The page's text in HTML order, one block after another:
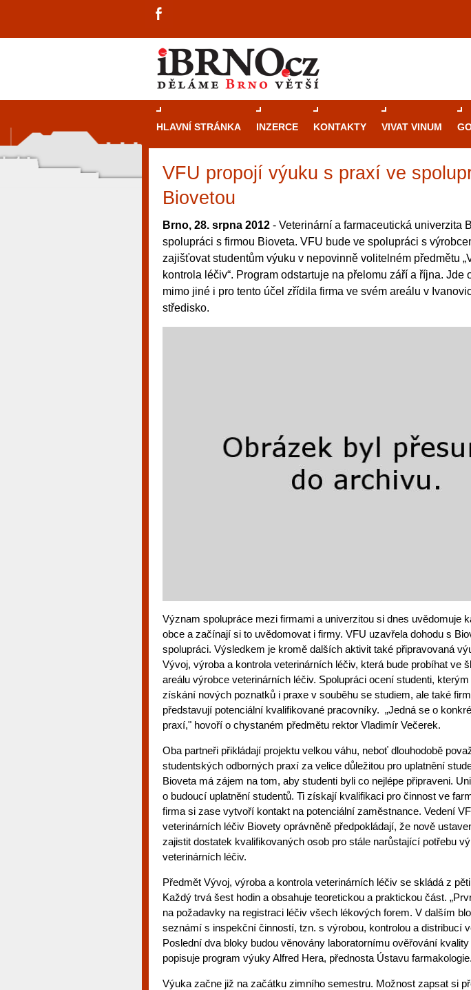
HLAVNÍ STRÁNKA INZERCE KONTAKTY VIVAT VINUM
VFU propojí výuku s praxí ve
Biovetou
Brno, 28. srpna 2012 - Veterinární a farmaceutická univerzita
spolupráci s firmou Bioveta. VFU bude ve spolupráci s
zajišťovat studentům výuku v nepovinně volitelném předmětu
kontrola léčiv“. Program odstartuje na přelomu září a října. Jde
mimo jiné i pro tento účel zřídila firma ve svém areálu v
středisko.
Význam spolupráce mezi firmami a univerzitou si dnes uvědomuje
obce a začínají si to uvědomovat i firmy. VFU uzavřela dohodu s
spolupráci. Výsledkem je kromě dalších aktivit také připravovaná
Vývoj, výroba a kontrola veterinárních léčiv, která bude probíhat ve
areálu výrobce veterinárních léčiv. Spolupráci ocení studenti,
získání nových poznatků i praxe v souběhu se studiem, ale také
představují potenciální kvalifikované pracovníky. „Jedná se o
praxí," hovoří o chystaném předmětu rektor Vladimír Večerek.
Oba partneři přikládají projektu velkou váhu, neboť dlouhodobě
studentských odborných praxí za velice důležitou pro uplatnění
Bioveta má zájem na tom, aby studenti byli co nejlépe připraveni.
o budoucí uplatnění studentů. Ti získají kvalifikaci pro činnost ve
firma si zase vytvoří kontakt na potenciální zaměstnance. Vedení
veterinárních léčiv Biovety oprávněně předpokládají, že nově
zajistit dostatek kvalifikovaných osob pro stále narůstající potřebu
veterinárních léčiv.
Předmět Vývoj, výroba a kontrola veterinárních léčiv se skládá z
Každý trvá šest hodin a obsahuje teoretickou a praktickou část.
na požadavky na registraci léčiv všech lékových forem. V dalším
seznámí s inspekční činností, tzn. s výrobou, kontrolou a distribucí
Poslední dva bloky budou věnovány laboratornímu ověřování kvality
popisuje program výuky Alfred Hera, přednosta Ústavu farmakologie.
Výuka začne již na začátku zimního semestru. Možnost zapsat si
Průvodcekasinovými
Brno je městem známým pro
restaurace, divadla a
místem, kde si můžete
různé kasinové hry. V
metropoli naleznete širokou
rulety až po moderní
návštěvníky, tak pro příležitostné hráče. V...